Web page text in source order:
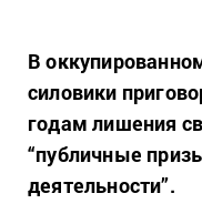
В
силовики
годам лишения
“публичные
деятельности”.